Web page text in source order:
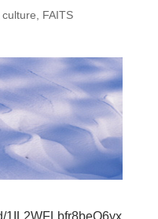
FAITS
1IL2WFLbfr8beO6yx